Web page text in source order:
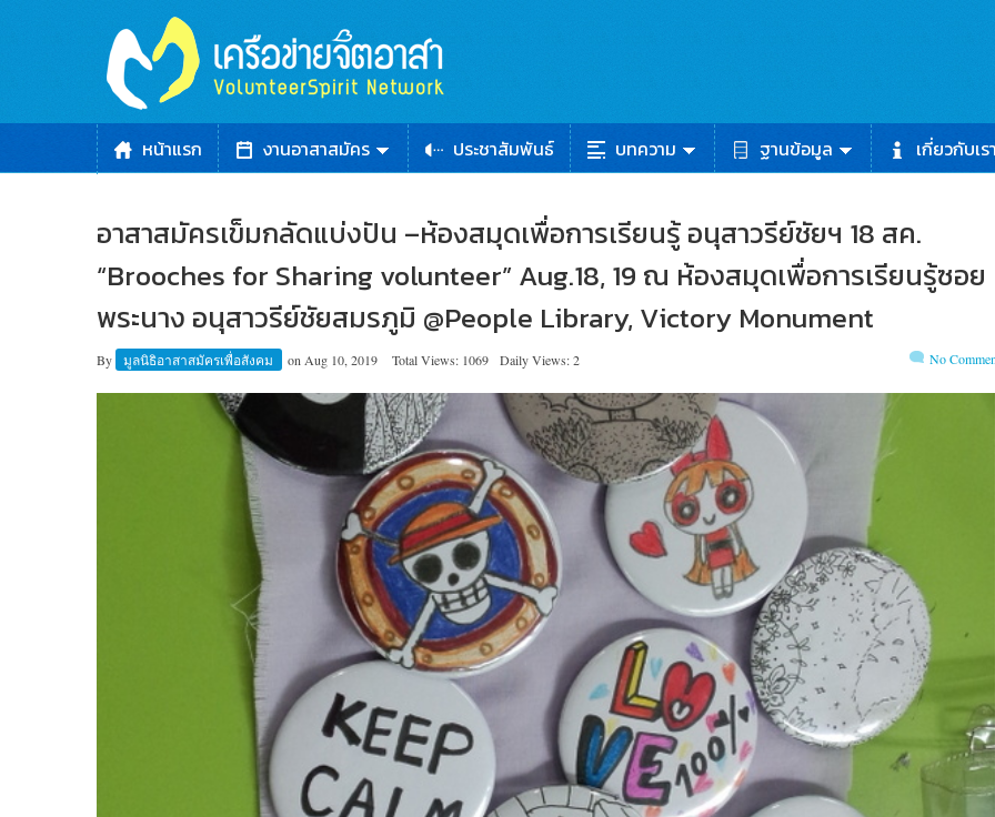
หน้าแรก งานอาสาสมัคร ประชาสัมพันธ์ บทความ ฐานข้อมูล เกี่ยวกับเรา
อาสาสมัครเข็มกลัดแบ่งปัน –ห้องสมุดเพื่อการเรียนรู้ อนุสาวรีย์ชัยฯ 18 สค.
“Brooches for Sharing volunteer” Aug.18, 19 ณ ห้องสมุดเพื่อการเรียนรู้ซอย
พระนาง อนุสาวรีย์ชัยสมรภูมิ @People Library, Victory Monument
By มูลนิธิอาสาสมัครเพื่อสังคม on Aug 10, 2019 Total Views: 1069 Daily Views: 2 No